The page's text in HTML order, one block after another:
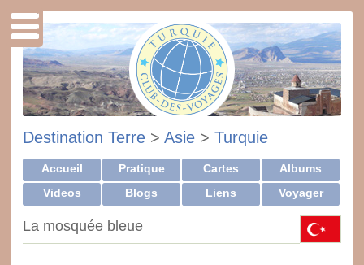
Destination Terre > Asie > Turquie
Accueil Pratique Cartes
Albums
Videos
Blogs Liens Voyager
La mosquée bleue